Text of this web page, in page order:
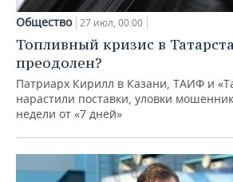
Общество 27 июл, 00:00
Топливный кризис в
преодолен?
Патриарх Кирилл в Казани, ТАИФ и
нарастили поставки, уловки
недели от «7 дней»